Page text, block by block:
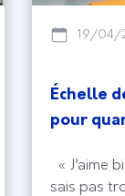
19/04/
Échelle
pour
« J’aime
sais pas